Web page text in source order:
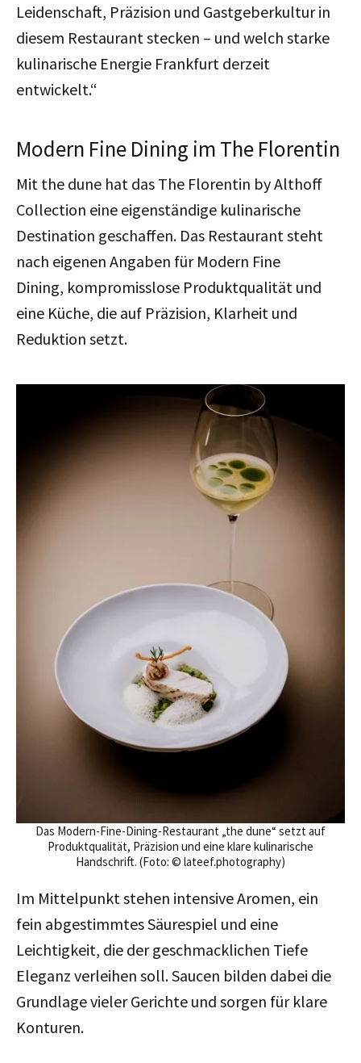
Leidenschaft, Präzision und Gastgeberkultur in
diesem Restaurant stecken – und welch starke
kulinarische Energie Frankfurt derzeit
entwickelt.“
Modern Fine Dining im The Florentin
Mit the dune hat das The Florentin by Althoff
Collection eine eigenständige kulinarische
Destination geschaffen. Das Restaurant steht
nach eigenen Angaben für Modern Fine
Dining, kompromisslose Produktqualität und
eine Küche, die auf Präzision, Klarheit und
Reduktion setzt.
Das Modern-Fine-Dining-Restaurant „the dune“ setzt auf
Produktqualität, Präzision und eine klare kulinarische
Handschrift. (Foto: © lateef.photography)
Im Mittelpunkt stehen intensive Aromen, ein
fein abgestimmtes Säurespiel und eine
Leichtigkeit, die der geschmacklichen Tiefe
Eleganz verleihen soll. Saucen bilden dabei die
Grundlage vieler Gerichte und sorgen für klare
Konturen.